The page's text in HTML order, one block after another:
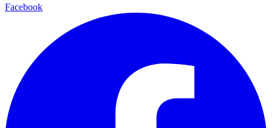
Facebook